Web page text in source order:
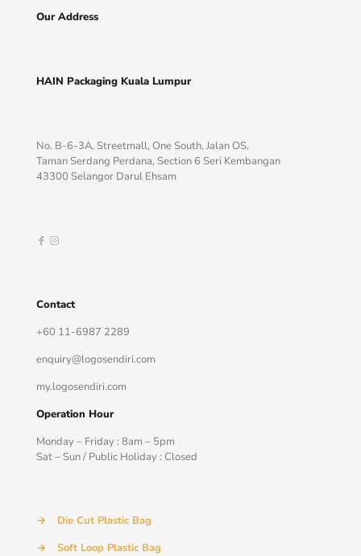
Our Address
HAIN Packaging Kuala Lumpur
No. B-6-3A, Streetmall, One South, Jalan OS,
Taman Serdang Perdana, Section 6 Seri Kembangan
43300 Selangor Darul Ehsam
Contact
+60 11-6987 2289
enquiry@logosendiri.com
my.logosendiri.com
Operation Hour
Monday – Friday : 8am – 5pm
Sat – Sun / Public Holiday : Closed
→
Die Cut Plastic Bag
→
Soft Loop Plastic Bag